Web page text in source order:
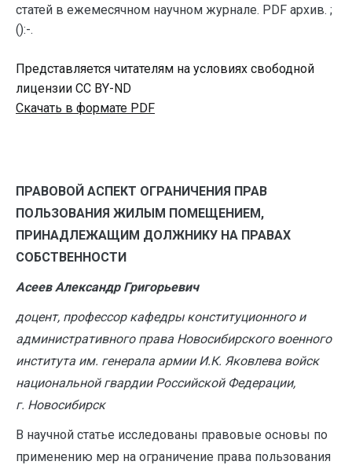
статей в ежемесячном научном журнале. PDF архив. ;
():-.
Представляется читателям на условиях свободной
лицензии CC BY-ND
Скачать в формате PDF
ПРАВОВОЙ АСПЕКТ ОГРАНИЧЕНИЯ ПРАВ
ПОЛЬЗОВАНИЯ ЖИЛЫМ ПОМЕЩЕНИЕМ,
ПРИНАДЛЕЖАЩИМ ДОЛЖНИКУ НА ПРАВАХ
СОБСТВЕННОСТИ
Асеев Александр Григорьевич
доцент, профессор кафедры конституционного и
административного права Новосибирского военного
института им. генерала армии И.К. Яковлева войск
национальной гвардии Российской Федерации,
г. Новосибирск
В научной статье исследованы правовые основы по
применению мер на ограничение права пользования